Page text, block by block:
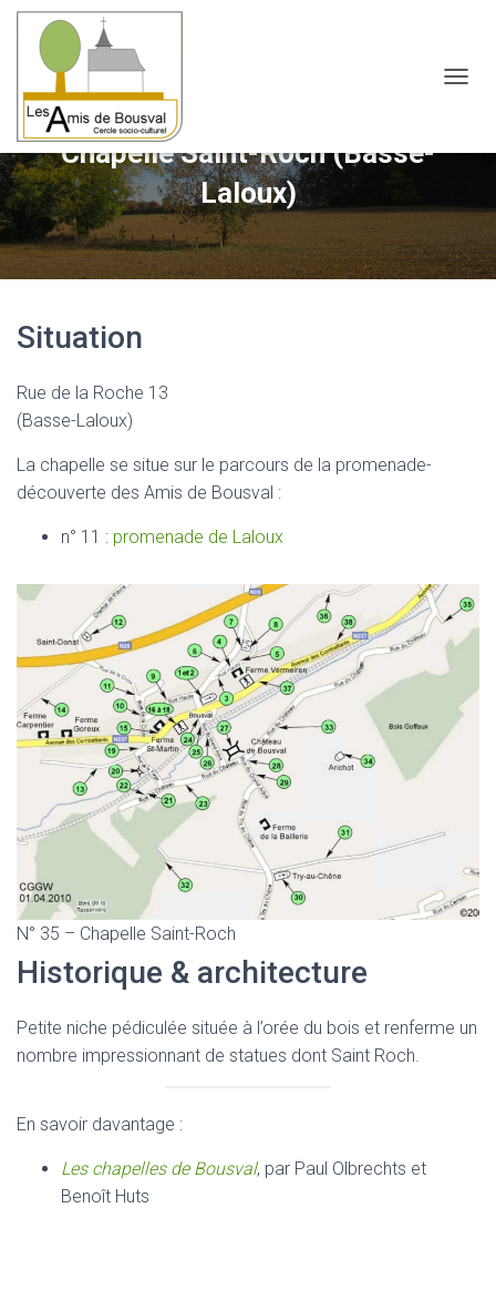
Chapelle Saint-Roch (Basse-
Laloux)
Situation
Rue de la Roche 13
(Basse-Laloux)
La chapelle se situe sur le parcours de la promenade-
découverte des Amis de Bousval :
n° 11 : promenade de Laloux
N° 35 – Chapelle Saint-Roch
Historique & architecture
Petite niche pédiculée située à l’orée du bois et renferme un
nombre impressionnant de statues dont Saint Roch.
En savoir davantage :
Les chapelles de Bousval, par Paul Olbrechts et
Benoît Huts